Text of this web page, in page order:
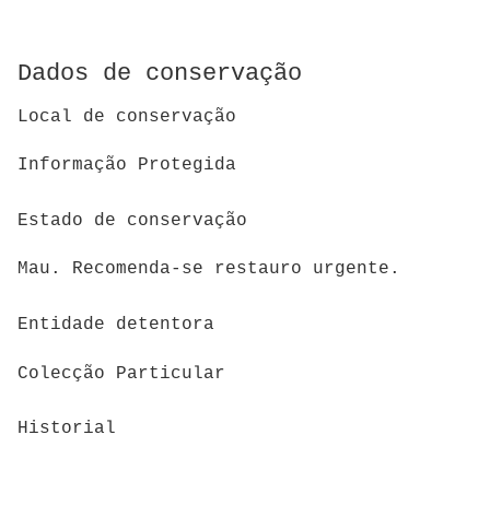
Dados de conservação
Local de conservação
Informação Protegida
Estado de conservação
Mau. Recomenda-se restauro urgente.
Entidade detentora
Colecção Particular
Historial